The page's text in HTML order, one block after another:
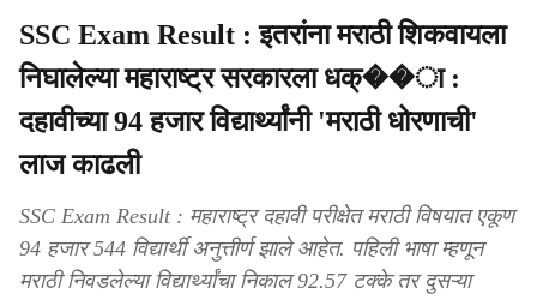
SSC Exam Result : इतरांना मराठी शिकवायला
निघालेल्या महाराष्ट्र सरकारला धक्��ा :
दहावीच्या 94 हजार विद्यार्थ्यांनी 'मराठी धोरणाची'
लाज काढली
SSC Exam Result : महाराष्ट्र दहावी परीक्षेत मराठी विषयात एकूण
94 हजार 544 विद्यार्थी अनुत्तीर्ण झाले आहेत. पहिली भाषा म्हणून
मराठी निवडलेल्या विद्यार्थ्यांचा निकाल 92.57 टक्के तर दुसऱ्या